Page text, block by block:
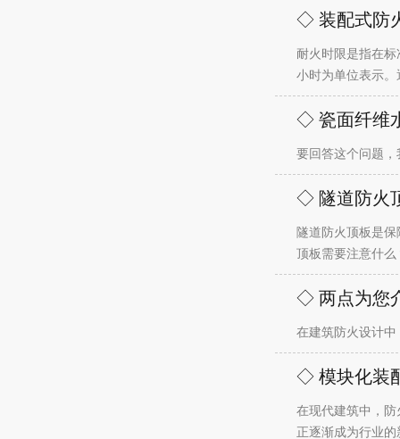
◇ 装配式防
耐火时限是指在
小时为单位表示
◇ 瓷面纤维
要回答这个问题
◇ 隧道防火
隧道防火顶板是
顶板需要注意什么
◇ 两点为您
在建筑防火设计中
◇ 模块化装
在现代建筑中，
正逐渐成为行业的